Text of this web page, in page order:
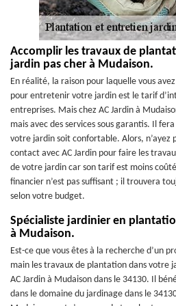
Accomplir les travaux de
jardin pas cher à Mudaison.
En réalité, la raison pour laquelle vous
pour entretenir votre jardin est le tarif
entreprises. Mais chez AC Jardin à
mais avec des services sous garantis. Il
votre jardin soit confortable. Alors, n’ayez
contact avec AC Jardin pour faire les
de votre jardin car son tarif est moins
financier n’est pas suffisant ; il trouvera
selon votre budget.
Spécialiste jardinier en
à Mudaison.
Est-ce que vous êtes à la recherche d’un
main les travaux de plantation dans votre
AC Jardin à Mudaison dans le 34130. Il
dans le domaine du jardinage dans le